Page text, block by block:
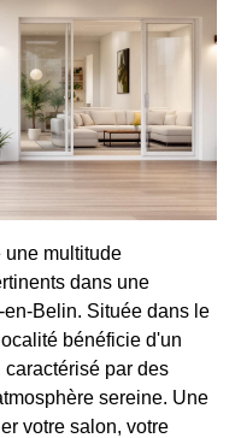
une multitude
dans une
Belin. Située dans le
bénéficie d'un
par des
sereine. Une
votre salon, votre